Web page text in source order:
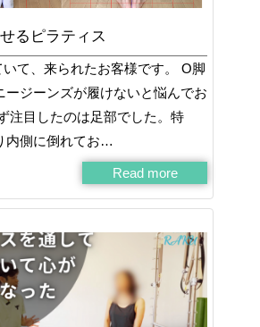
るピラティス
て、来られたお客様です。 O脚
ージーンズが履けないと悩んでお
注目したのは足部でした。特
内側に倒れてお…
Read more